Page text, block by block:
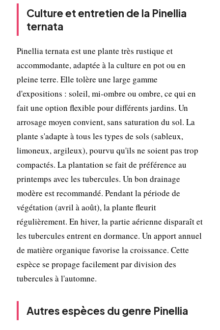
Culture et entretien de la Pinellia
ternata
Pinellia ternata est une plante très rustique et
accommodante, adaptée à la culture en pot ou en
pleine terre. Elle tolère une large gamme
d'expositions : soleil, mi-ombre ou ombre, ce qui en
fait une option flexible pour différents jardins. Un
arrosage moyen convient, sans saturation du sol. La
plante s'adapte à tous les types de sols (sableux,
limoneux, argileux), pourvu qu'ils ne soient pas trop
compactés. La plantation se fait de préférence au
printemps avec les tubercules. Un bon drainage
modère est recommandé. Pendant la période de
végétation (avril à août), la plante fleurit
régulièrement. En hiver, la partie aérienne disparaît et
les tubercules entrent en dormance. Un apport annuel
de matière organique favorise la croissance. Cette
espèce se propage facilement par division des
tubercules à l'automne.
Autres espèces du genre Pinellia